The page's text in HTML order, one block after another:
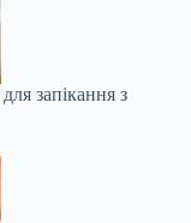
запікання з